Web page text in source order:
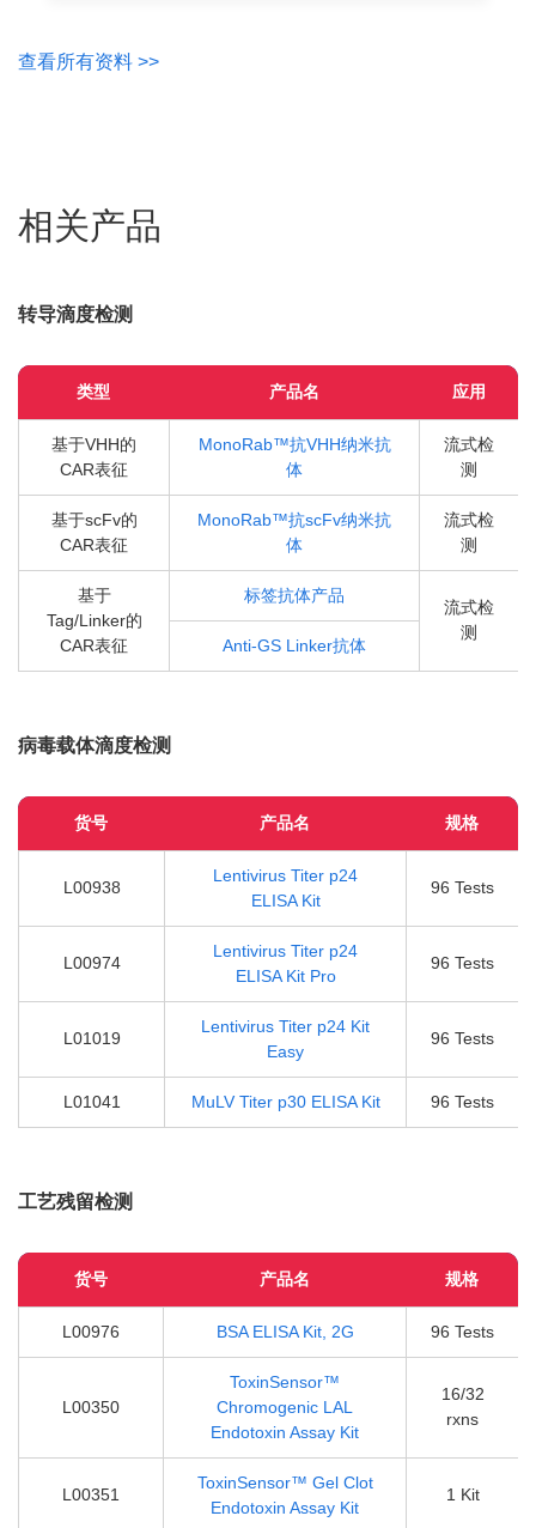
查看所有资料 >>
相关产品
转导滴度检测
类型 产品名 应用
基于VHH的
CAR表征
MonoRab™抗VHH纳米抗
体
流式检
测
基于scFv的
CAR表征
MonoRab™抗scFv纳米抗
体
流式检
测
基于
Tag/Linker的
CAR表征
标签抗体产品
流式检
测
Anti-GS Linker抗体
病毒载体滴度检测
货号 产品名 规格
L00938
Lentivirus Titer p24
ELISA Kit
96 Tests
L00974
Lentivirus Titer p24
ELISA Kit Pro
96 Tests
L01019
Lentivirus Titer p24 Kit
Easy
96 Tests
L01041 MuLV Titer p30 ELISA Kit 96 Tests
工艺残留检测
货号 产品名 规格
L00976 BSA ELISA Kit, 2G 96 Tests
L00350
ToxinSensor™
Chromogenic LAL
Endotoxin Assay Kit
16/32
rxns
L00351
ToxinSensor™ Gel Clot
Endotoxin Assay Kit
1 Kit